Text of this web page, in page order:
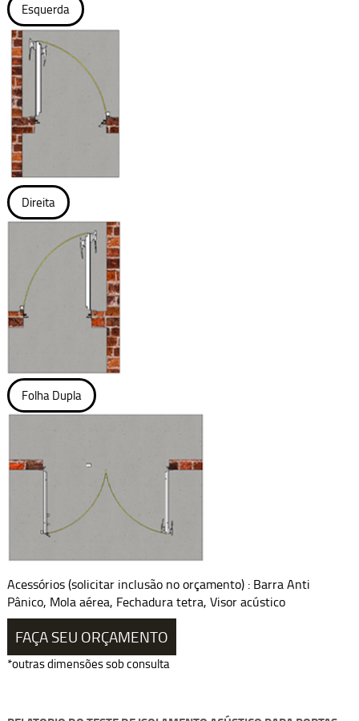
Esquerda
Direita
Folha Dupla
Acessórios (solicitar inclusão no orçamento) : Barra Anti
Pânico, Mola aérea, Fechadura tetra, Visor acústico
FAÇA SEU ORÇAMENTO
*outras dimensões sob consulta